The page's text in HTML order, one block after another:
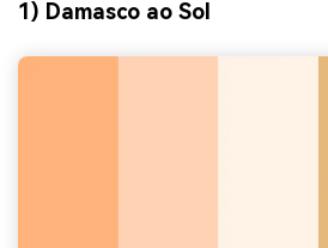
1) Damasco ao Sol